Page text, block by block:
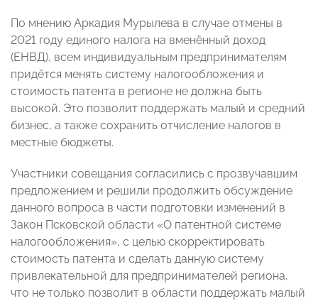
По мнению Аркадия Мурылева в случае отмены в
2021 году единого налога на вменённый доход
(ЕНВД), всем индивидуальным предпринимателям
придётся менять систему налогообложения и
стоимость патента в регионе не должна быть
высокой. Это позволит поддержать малый и средний
бизнес, а также сохранить отчисление налогов в
местные бюджеты.
Участники совещания согласились с прозвучавшим
предложением и решили продолжить обсуждение
данного вопроса в части подготовки изменений в
Закон Псковской области «О патентной системе
налогообложения», с целью скорректировать
стоимость патента и сделать данную систему
привлекательной для предпринимателей региона,
что не только позволит в области поддержать малый